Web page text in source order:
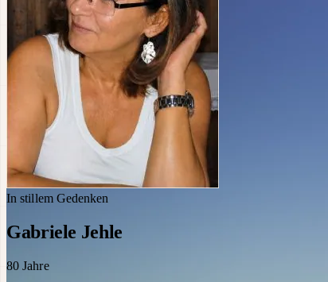
In stillem Gedenken
Gabriele Jehle
80 Jahre